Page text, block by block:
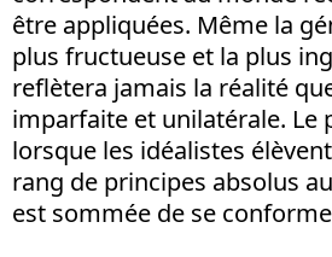
être appliquées. Même la
plus fructueuse et la plus
reflètera jamais la réalité
imparfaite et unilatérale. Le
lorsque les idéalistes
rang de principes absolus
est sommée de se